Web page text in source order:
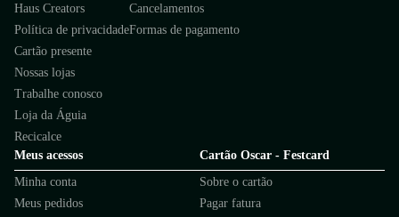
Haus Creators
Política de privacidade
Cartão presente
Nossas lojas
Trabalhe conosco
Loja da Águia
Recicalce
Cancelamentos
Formas de pagamento
Meus acessos
Minha conta
Meus pedidos
Cartão Oscar - Festcard
Sobre o cartão
Pagar fatura